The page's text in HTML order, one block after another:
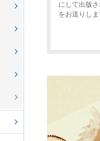
学生数にして出版
をお送りしま